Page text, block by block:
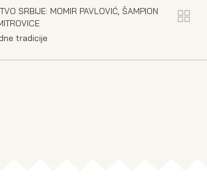
SRBIJE: MOMIR PAVLOVIĆ, ŠAMPION
tradicije